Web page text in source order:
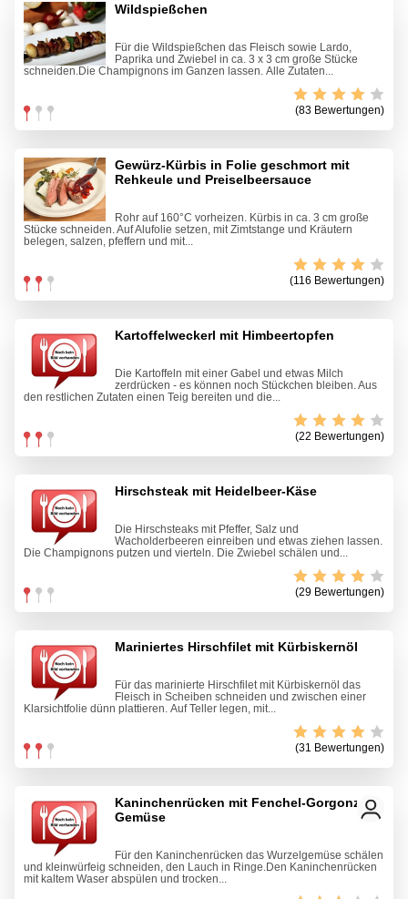
Wildspießchen
Für die Wildspießchen das Fleisch sowie Lardo,
Paprika und Zwiebel in ca. 3 x 3 cm große Stücke
schneiden.Die Champignons im Ganzen lassen. Alle Zutaten...
(83 Bewertungen)
Gewürz-Kürbis in Folie geschmort mit
Rehkeule und Preiselbeersauce
Rohr auf 160°C vorheizen. Kürbis in ca. 3 cm große
Stücke schneiden. Auf Alufolie setzen, mit Zimtstange und Kräutern
belegen, salzen, pfeffern und mit...
(116 Bewertungen)
Kartoffelweckerl mit Himbeertopfen
Die Kartoffeln mit einer Gabel und etwas Milch
zerdrücken - es können noch Stückchen bleiben. Aus
den restlichen Zutaten einen Teig bereiten und die...
(22 Bewertungen)
Hirschsteak mit Heidelbeer-Käse
Die Hirschsteaks mit Pfeffer, Salz und
Wacholderbeeren einreiben und etwas ziehen lassen.
Die Champignons putzen und vierteln. Die Zwiebel schälen und...
(29 Bewertungen)
Mariniertes Hirschfilet mit Kürbiskernöl
Für das marinierte Hirschfilet mit Kürbiskernöl das
Fleisch in Scheiben schneiden und zwischen einer
Klarsichtfolie dünn plattieren. Auf Teller legen, mit...
(31 Bewertungen)
Kaninchenrücken mit Fenchel-Gorgonzola-
Gemüse
Für den Kaninchenrücken das Wurzelgemüse schälen
und kleinwürfeig schneiden, den Lauch in Ringe.Den Kaninchenrücken
mit kaltem Waser abspülen und trocken...